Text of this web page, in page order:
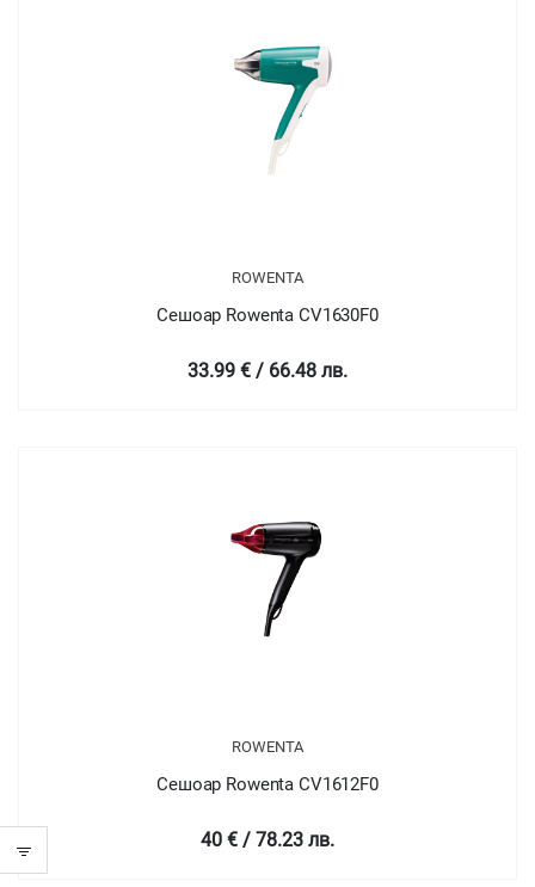
ROWENTA
Сешоар Rowenta CV1630F0
33.99 € / 66.48 лв.
ROWENTA
Сешоар Rowenta CV1612F0
40 € / 78.23 лв.